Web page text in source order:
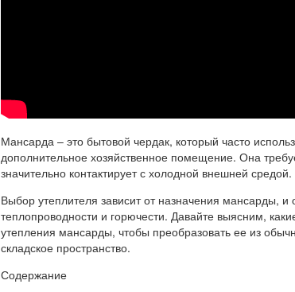
Мансарда – это бытовой чердак, который часто
дополнительное хозяйственное помещение. Она
значительно контактирует с холодной внешней средой.
Выбор утеплителя зависит от назначения мансарды, и
теплопроводности и горючести. Давайте выясним,
утепления мансарды, чтобы преобразовать ее из
складское пространство.
Содержание